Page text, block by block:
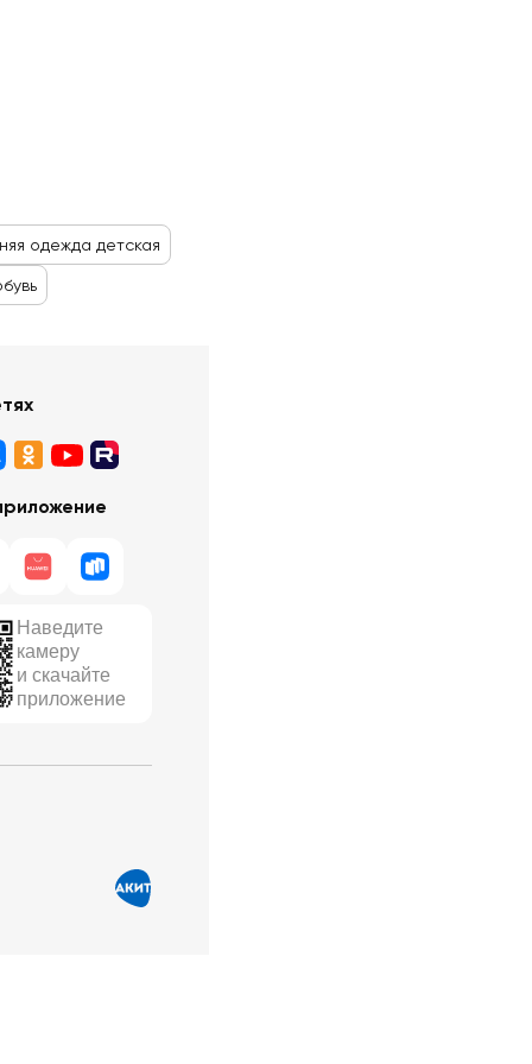
одежда детская
Наведите
камеру
и скачайте
приложение